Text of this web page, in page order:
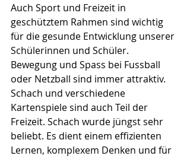
Auch Sport und Freizeit in
geschütztem Rahmen sind wichtig
für die gesunde Entwicklung unserer
Schülerinnen und Schüler.
Bewegung und Spass bei Fussball
oder Netzball sind immer attraktiv.
Schach und verschiedene
Kartenspiele sind auch Teil der
Freizeit. Schach wurde jüngst sehr
beliebt. Es dient einem effizienten
Lernen, komplexem Denken und für